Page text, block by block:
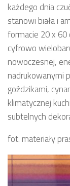
każdego dnia
stanowi biała i
formacie 20 x 60
cyfrowo
nowoczesnej,
nadrukowanymi
goździkami,
klimatycznej
subtelnych
fot. materiały